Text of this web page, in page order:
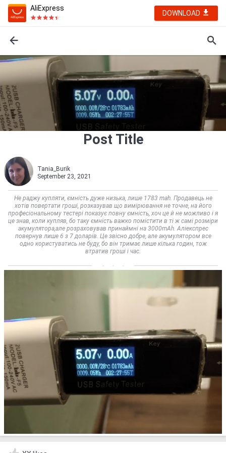
AliExpress
DOWNLOAD
Post Title
Tania_Burik
September 23, 2021
Не раджу купляти, ємність дуже низька, лише 1783 mah. Продавець не
хотів повертати гроші, розказував що вимірювання не точне, на його
професіональному тестері показує повну ємність, хоч це й не можливо і я
це знав, коли купляв, бо таку ємність важко помістити в ті ж самі розміри
акумулятора,але розраховував принаймні на 3000mAh. Аліекспрес
повернув лише 6 з 7 доларів. Це звісно добре, але акумулятором все
одно користуватись не буду, бо він тримає лише кілька годин, тож
втратив гроші і час.